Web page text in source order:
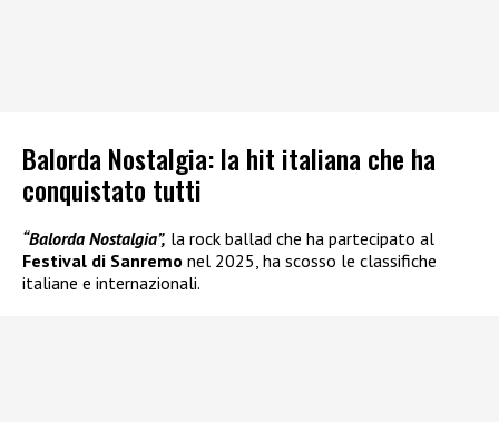
Balorda Nostalgia: la hit italiana che ha
conquistato tutti
“Balorda Nostalgia”, la rock ballad che ha partecipato al
Festival di Sanremo nel 2025, ha scosso le classifiche
italiane e internazionali.